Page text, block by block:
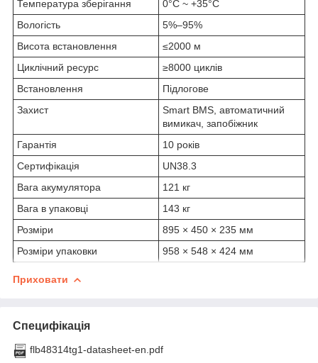
Температура зберігання
0°C ~ +35°C
Вологість
5%–95%
Висота встановлення
≤2000 м
Циклічний ресурс
≥8000 циклів
Встановлення
Підлогове
Захист
Smart BMS, автоматичний
вимикач, запобіжник
Гарантія
10 років
Сертифікація
UN38.3
Вага акумулятора
121 кг
Вага в упаковці
143 кг
Розміри
895 × 450 × 235 мм
Розміри упаковки
958 × 548 × 424 мм
Приховати
Специфікація
flb48314tg1-datasheet-en.pdf